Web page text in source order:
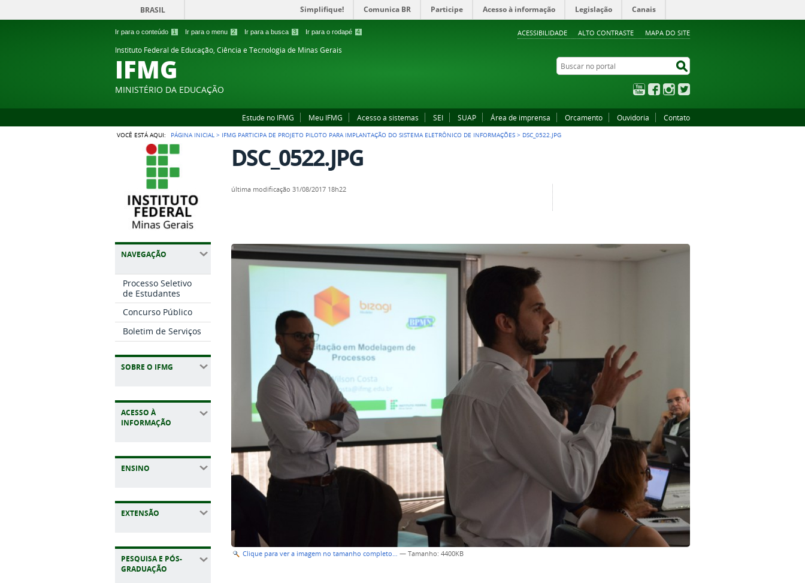
Ir para o conteúdo 1 Ir para o menu 2 Ir para a busca 3 Ir para o rodapé 4 ACESSIBILIDADE ALTO CONTRASTE MAPA DO SITE
BRASIL Simplifique! Comunica BR Participe Acesso à informação Legislação Canais
Instituto Federal de Educação, Ciência e Tecnologia de Minas Gerais
IFMG
MINISTÉRIO DA EDUCAÇÃO
Buscar no portal
YouTubeFacebookInstagram
Estude no IFMG Meu IFMG Acesso a sistemas SEI SUAP Área de imprensa Orcamento Ouvidoria Contato
VOCÊ ESTÁ AQUI: PÁGINA INICIAL > IFMG PARTICIPA DE PROJETO PILOTO PARA IMPLANTAÇÃO DO SISTEMA ELETRÔNICO DE INFORMAÇÕES > DSC_0522.JPG
NAVEGAÇÃO
Processo Seletivo
de Estudantes
Concurso Público
Boletim de Serviços
SOBRE O IFMG
ACESSO À
INFORMAÇÃO
ENSINO
EXTENSÃO
PESQUISA E PÓS-
GRADUAÇÃO
DSC_0522.JPG
última modificação 31/08/2017 18h22
Clique para ver a imagem no tamanho completo… —Tamanho: 4400KB